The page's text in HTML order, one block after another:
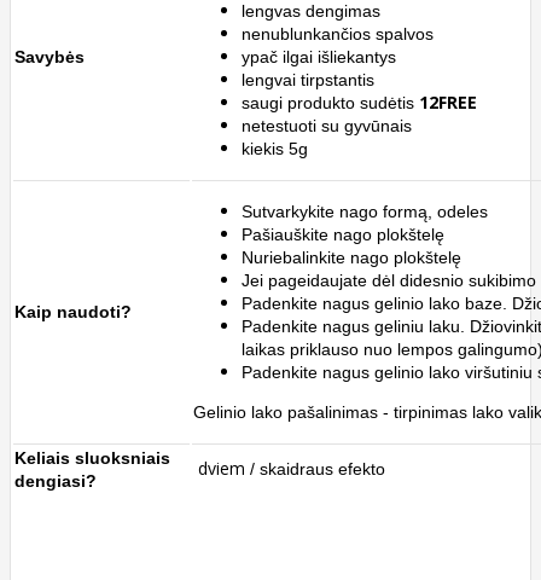
Savybės
lengvas dengimas
nenublunkančios spalvos
ypač ilgai išliekantys
lengvai tirpstantis
saugi produkto sudėtis 12FREE
netestuoti su gyvūnais
kiekis 5g
Kaip naudoti?
Sutvarkykite nago formą, odeles
Pašiauškite nago plokštelę
Nuriebalinkite nago plokštelę
Jei pageidaujate dėl didesnio
Padenkite nagus gelinio lako baze.
Padenkite nagus geliniu laku.
laikas priklauso nuo lempos
Padenkite nagus gelinio lako
Gelinio lako pašalinimas - tirpinimas lako
Keliais sluoksniais
dengiasi?
dviem / skaidraus efekto